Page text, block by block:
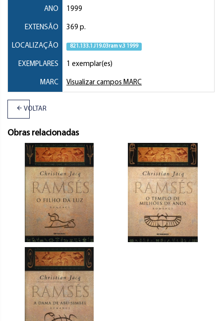
ANO 1999
EXTENSÃO 369 p.
LOCALIZAÇÃO 821.133.1 J19.03ram v.3 1999
EXEMPLARES 1 exemplar(es)
MARC Visualizar campos MARC
VOLTAR
Obras relacionadas